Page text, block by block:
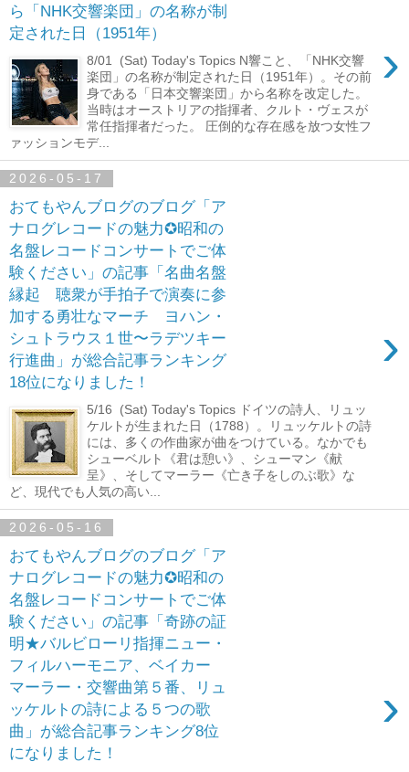
ら「NHK交響楽団」の名称が制
定された日（1951年）
›
8/01 (Sat) Today's Topics N響こと、「NHK交響
楽団」の名称が制定された日（1951年）。その前
身である「日本交響楽団」から名称を改定した。
当時はオーストリアの指揮者、クルト・ヴェスが
常任指揮者だった。 圧倒的な存在感を放つ女性フ
ァッションモデ...
2026-05-17
おてもやんブログのブログ「ア
ナログレコードの魅力✪昭和の
名盤レコードコンサートでご体
験ください」の記事「名曲名盤
縁起 聴衆が手拍子で演奏に参
加する勇壮なマーチ ヨハン・
シュトラウス１世〜ラデツキー
行進曲」が総合記事ランキング
18位になりました！
›
5/16 (Sat) Today's Topics ドイツの詩人、リュッ
ケルトが生まれた日（1788）。リュッケルトの詩
には、多くの作曲家が曲をつけている。なかでも
シューベルト《君は憩い》、シューマン《献
呈》、そしてマーラー《亡き子をしのぶ歌》な
ど、現代でも人気の高い...
2026-05-16
おてもやんブログのブログ「ア
ナログレコードの魅力✪昭和の
名盤レコードコンサートでご体
験ください」の記事「奇跡の証
明★バルビローリ指揮ニュー・
フィルハーモニア、ベイカー
マーラー・交響曲第５番、リュ
ッケルトの詩による５つの歌
曲」が総合記事ランキング8位
になりました！
›